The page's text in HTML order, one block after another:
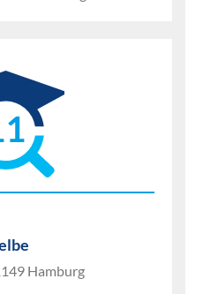
Hamburg